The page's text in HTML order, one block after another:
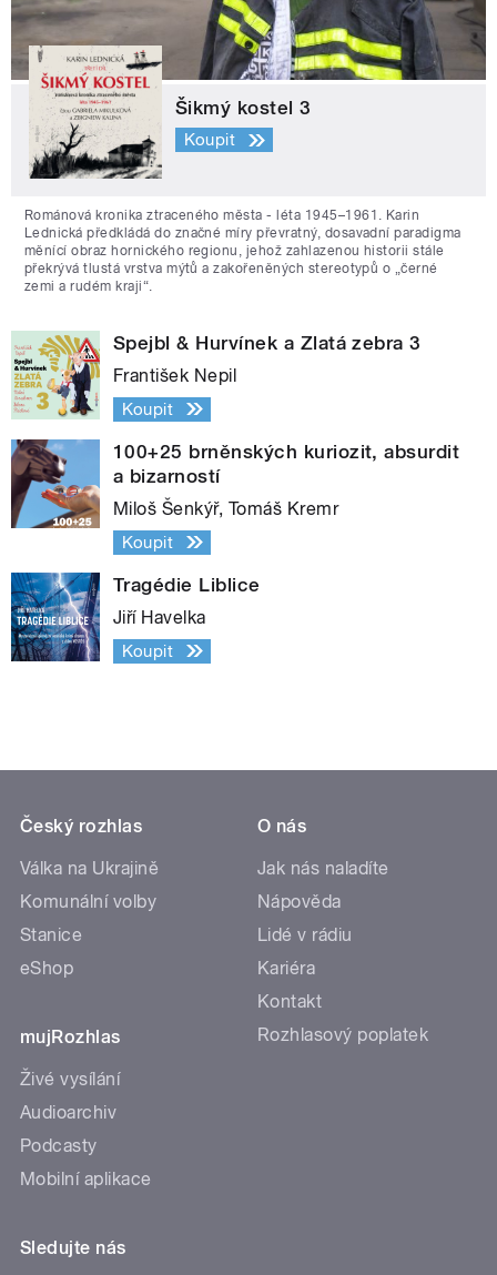
Šikmý kostel 3
Koupit
Románová kronika ztraceného města - léta 1945–1961. Karin
Lednická předkládá do značné míry převratný, dosavadní paradigma
měnící obraz hornického regionu, jehož zahlazenou historii stále
překrývá tlustá vrstva mýtů a zakořeněných stereotypů o „černé
zemi a rudém kraji“.
Spejbl & Hurvínek a Zlatá zebra 3
František Nepil
Koupit
100+25 brněnských kuriozit, absurdit
a bizarností
Miloš Šenkýř, Tomáš Kremr
Koupit
Tragédie Liblice
Jiří Havelka
Koupit
Český rozhlas
Válka na Ukrajině
Komunální volby
Stanice
eShop
mujRozhlas
Živé vysílání
Audioarchiv
Podcasty
Mobilní aplikace
O nás
Jak nás naladíte
Nápověda
Lidé v rádiu
Kariéra
Kontakt
Rozhlasový poplatek
Sledujte nás